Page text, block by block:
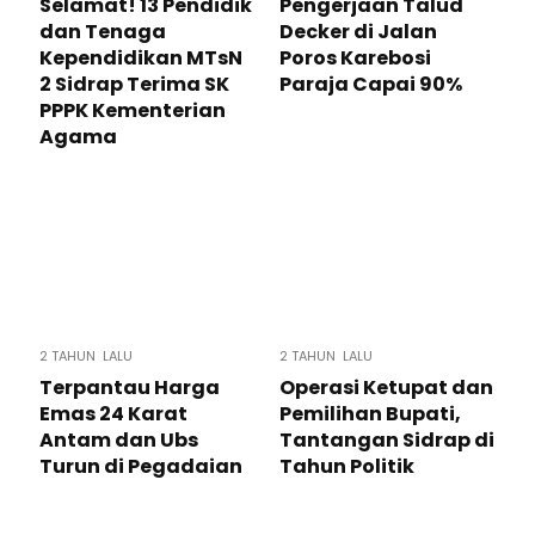
dan Tenaga
Kependidikan MTsN
2 Sidrap Terima SK
PPPK Kementerian
Agama
Decker di Jalan
Poros Karebosi
Paraja Capai 90%
2 TAHUN LALU
Terpantau Harga
Emas 24 Karat
Antam dan Ubs
Turun di Pegadaian
2 TAHUN LALU
Operasi Ketupat dan
Pemilihan Bupati,
Tantangan Sidrap di
Tahun Politik